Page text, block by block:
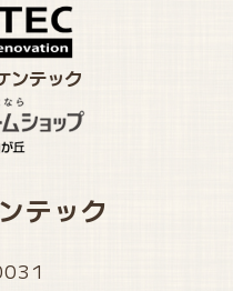
ンテック
テック